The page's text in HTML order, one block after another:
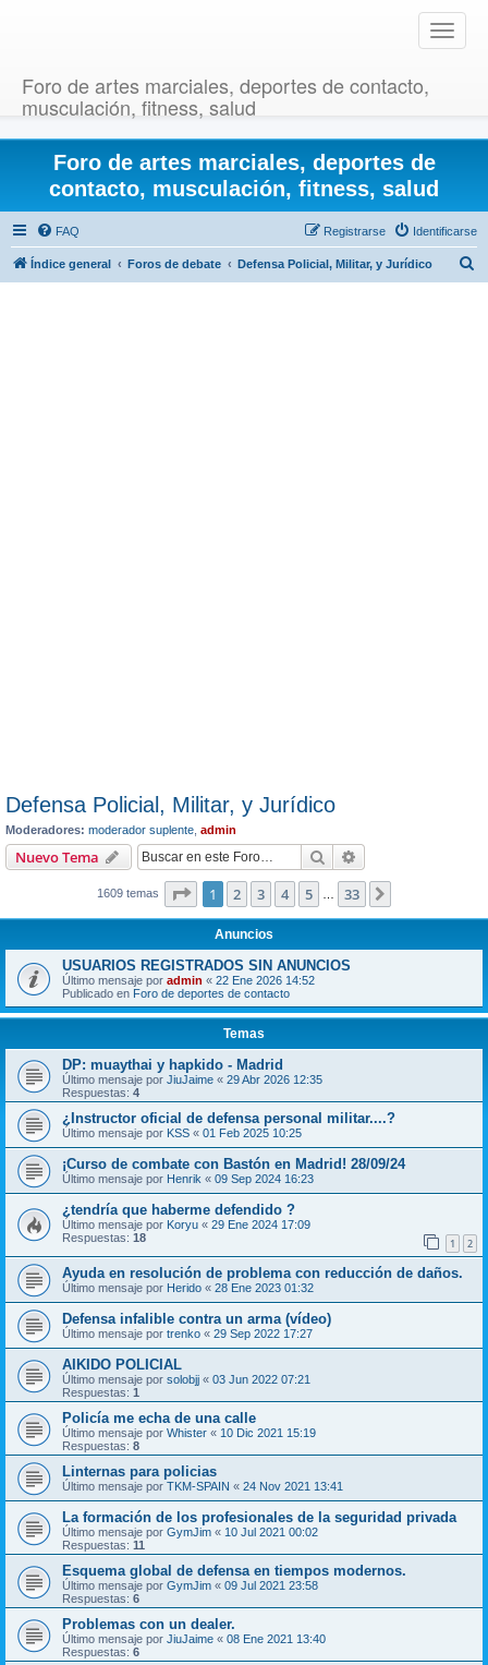
T
o
e
v
i
g
Foro de artes marciales, deportes de contacto,
musculación, fitness, salud
Foro de artes marciales, deportes de
contacto, musculación, fitness, salud
FAQ Identificarse
Registrarse
Índice general Foros de debate Defensa Policial, Militar, y Jurídico
Defensa Policial, Militar, y Jurídico
Moderadores: moderador suplente admin
Nuevo Tema Buscar
1609 temas Página de 33
1 2 3 4 5 33
Anuncios
USUARIOS REGISTRADOS SIN ANUNCIOS
Último mensaje por admin « 22 Ene 2026 14:52
Publicado en Foro de deportes de contacto
Temas
DP: muaythai y hapkido - Madrid
Último mensaje por JiuJaime « 29 Abr 2026 12:35
Respuestas: 4
¿Instructor oficial de defensa personal militar....?
Último mensaje por KSS « 01 Feb 2025 10:25
¡Curso de combate con Bastón en Madrid! 28/09/24
Último mensaje por Henrik « 09 Sep 2024 16:23
¿tendría que haberme defendido ?
Último mensaje por Koryu « 29 Ene 2024 17:09
Respuestas: 18 1 2
Ayuda en resolución de problema con reducción de daños.
Último mensaje por Herido « 28 Ene 2023 01:32
Defensa infalible contra un arma (vídeo)
Último mensaje por trenko « 29 Sep 2022 17:27
AIKIDO POLICIAL
Último mensaje por solobjj « 03 Jun 2022 07:21
Respuestas: 1
Policía me echa de una calle
Último mensaje por Whister « 10 Dic 2021 15:19
Respuestas: 8
Linternas para policias
Último mensaje por TKM-SPAIN « 24 Nov 2021 13:41
La formación de los profesionales de la seguridad privada
Último mensaje por GymJim « 10 Jul 2021 00:02
Respuestas: 11
Esquema global de defensa en tiempos modernos.
Último mensaje por GymJim « 09 Jul 2021 23:58
Respuestas: 6
Problemas con un dealer.
Último mensaje por JiuJaime « 08 Ene 2021 13:40
Respuestas: 6